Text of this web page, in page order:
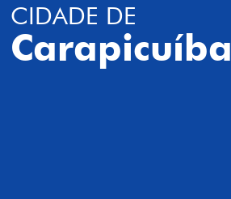
CIDADE DE
Carapicuíba